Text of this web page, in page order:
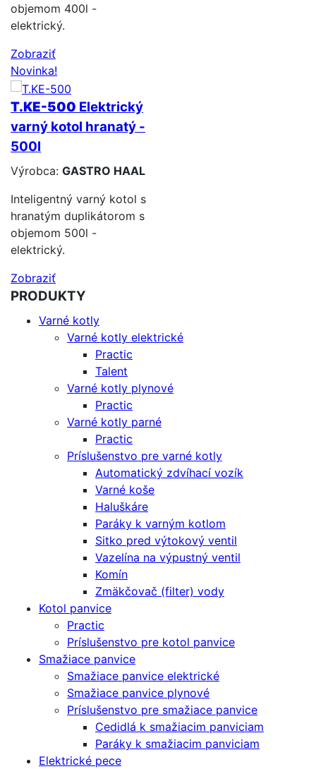
objemom 400l -
elektrický.
Zobraziť
Novinka!
T.KE-500 Elektrický
varný kotol hranatý -
500l
Výrobca: GASTRO HAAL
Inteligentný varný kotol s
hranatým duplikátorom s
objemom 500l -
elektrický.
Zobraziť
PRODUKTY
Varné kotly
Varné kotly elektrické
Practic
Talent
Varné kotly plynové
Practic
Varné kotly parné
Practic
Príslušenstvo pre varné kotly
Automatický zdvíhací vozík
Varné koše
Haluškáre
Paráky k varným kotlom
Sitko pred výtokový ventil
Vazelína na výpustný ventil
Komín
Zmäkčovač (filter) vody
Kotol panvice
Practic
Príslušenstvo pre kotol panvice
Smažiace panvice
Smažiace panvice elektrické
Smažiace panvice plynové
Príslušenstvo pre smažiace panvice
Cedidlá k smažiacim panviciam
Paráky k smažiacim panviciam
Elektrické pece